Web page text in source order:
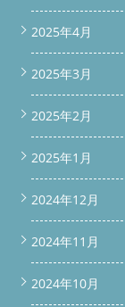
2025年4月
2025年3月
2025年2月
2025年1月
2024年12月
2024年11月
2024年10月